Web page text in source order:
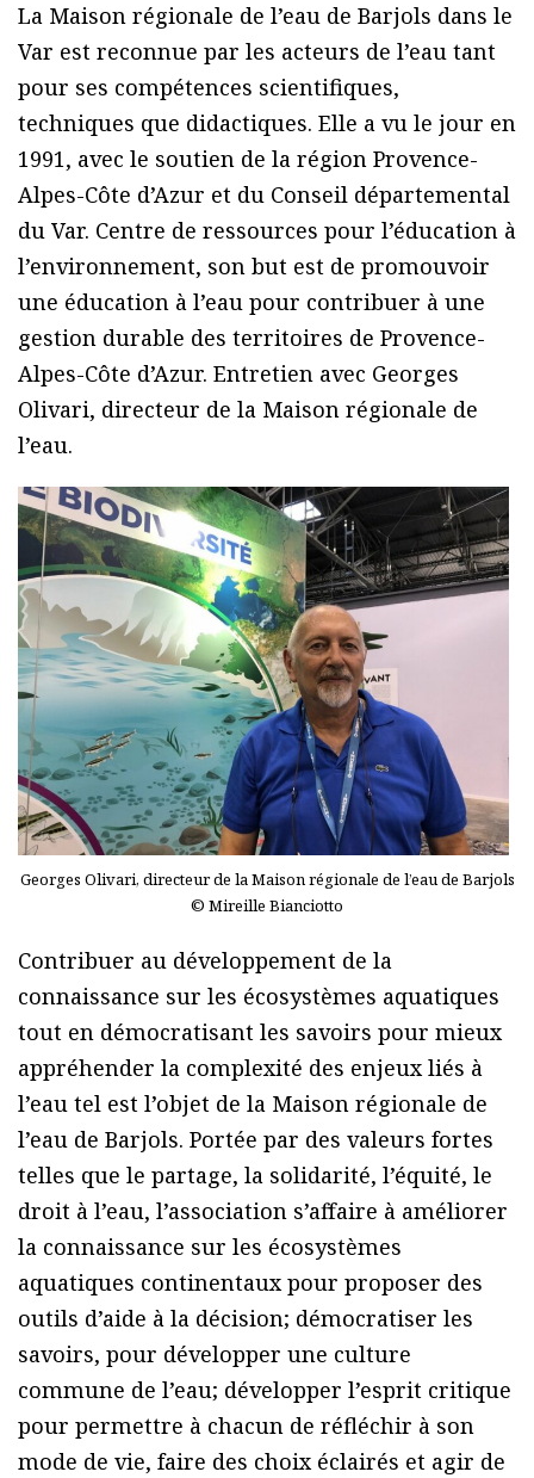
La Maison régionale de l’eau de Barjols dans le
Var est reconnue par les acteurs de l’eau tant
pour ses compétences scientifiques,
techniques que didactiques. Elle a vu le jour en
1991, avec le soutien de la région Provence-
Alpes-Côte d’Azur et du Conseil départemental
du Var. Centre de ressources pour l’éducation à
l’environnement, son but est de promouvoir
une éducation à l’eau pour contribuer à une
gestion durable des territoires de Provence-
Alpes-Côte d’Azur. Entretien avec Georges
Olivari, directeur de la Maison régionale de
l’eau.
Georges Olivari, directeur de la Maison régionale de l’eau de Barjols
© Mireille Bianciotto
Contribuer au développement de la
connaissance sur les écosystèmes aquatiques
tout en démocratisant les savoirs pour mieux
appréhender la complexité des enjeux liés à
l’eau tel est l’objet de la Maison régionale de
l’eau de Barjols. Portée par des valeurs fortes
telles que le partage, la solidarité, l’équité, le
droit à l’eau, l’association s’affaire à améliorer
la connaissance sur les écosystèmes
aquatiques continentaux pour proposer des
outils d’aide à la décision; démocratiser les
savoirs, pour développer une culture
commune de l’eau; développer l’esprit critique
pour permettre à chacun de réfléchir à son
mode de vie, faire des choix éclairés et agir de